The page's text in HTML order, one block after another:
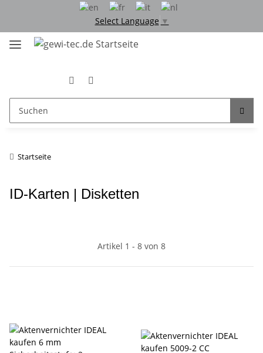
Select Language ▼
Startseite
ID-Karten | Disketten
Artikel 1 - 8 von 8